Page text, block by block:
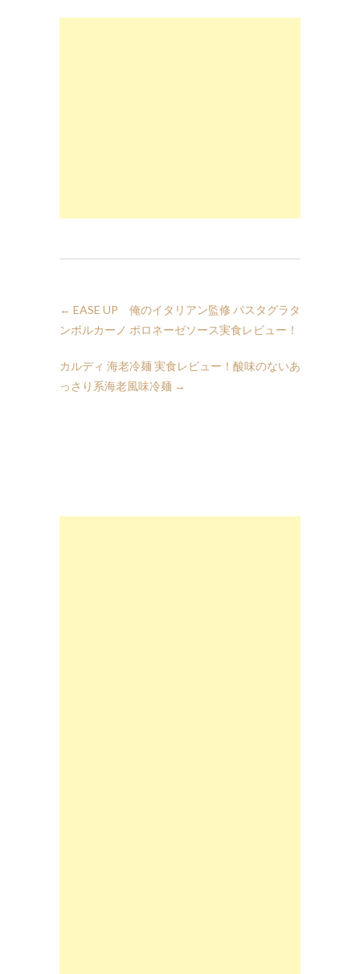
← EASE UP 俺のイタリアン監修 パスタグラタ
ンボルカーノ ボロネーゼソース実食レビュー！
カルディ 海老冷麺 実食レビュー！酸味のないあ
っさり系海老風味冷麺 →